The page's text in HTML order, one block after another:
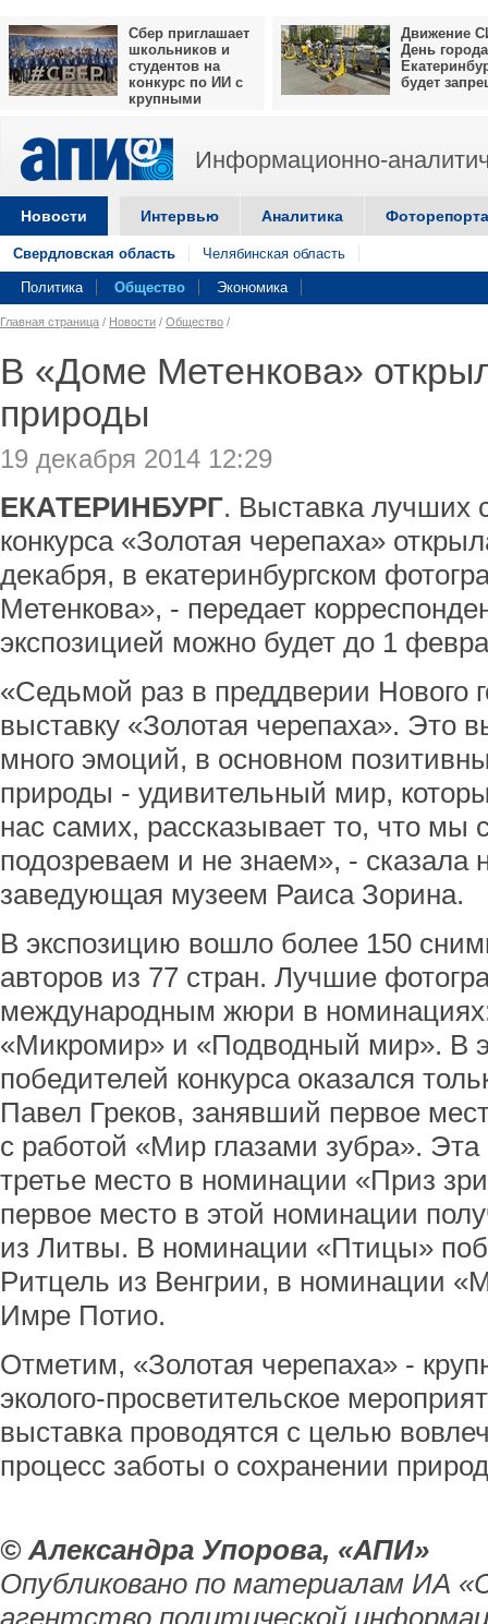
Сбер приглашает
школьников и
студентов на
конкурс по ИИ с
крупными
Движение
День города
будет
Информационно-
Новости Интервью Аналитика
Свердловская область Челябинская область
Политика Общество Экономика
Главная страница / Новости / Общество /
В «Доме Метенкова»
природы
19 декабря 2014 12:29
ЕКАТЕРИНБУРГ. Выставка лучших
конкурса «Золотая черепаха»
декабря, в екатеринбургском
Метенкова», - передает
экспозицией можно будет до 1
«Седьмой раз в преддверии Нового
выставку «Золотая черепаха». Это
много эмоций, в основном
природы - удивительный мир,
нас самих, рассказывает то, что мы
подозреваем и не знаем», - сказала
заведующая музеем Раиса Зорина.
В экспозицию вошло более 150
авторов из 77 стран. Лучшие
международным жюри в
«Микромир» и «Подводный мир». В
победителей конкурса оказался
Павел Греков, занявший первое
с работой «Мир глазами зубра».
третье место в номинации «Приз
первое место в этой номинации
из Литвы. В номинации «Птицы»
Ритцель из Венгрии, в номинации
Имре Потио.
Отметим, «Золотая черепаха» -
эколого-просветительское
выставка проводятся с целью
процесс заботы о сохранении
© Александра Упорова, «АПИ»
Опубликовано по материалам ИА
агентство политической